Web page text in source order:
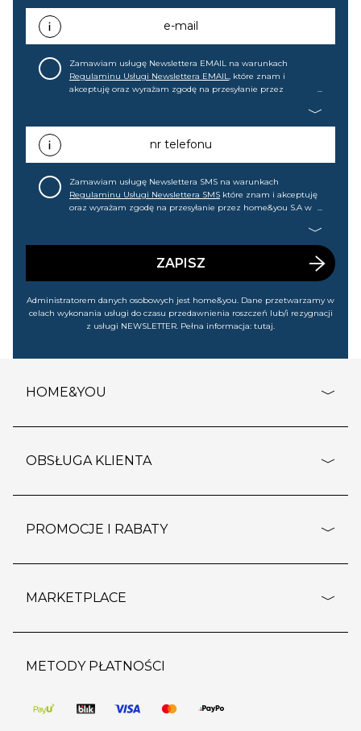
e-mail
Zamawiam usługę Newslettera EMAIL na warunkach
Regulaminu Usługi Newslettera EMAIL, które znam i
akceptuję oraz wyrażam zgodę na przesyłanie przez
promocjach, wyprzedażach). Wiem, że mogę tę zgodę w
każdej chwili cofnąć.nr telefonu
Zamawiam usługę Newslettera SMS na warunkach
Regulaminu Usługi Newslettera SMS które znam i akceptuję
oraz wyrażam zgodę na przesyłanie przez home&you S.A w
wyprzedażach). Wiem, że mogę tę zgodę w każdej chwili
ZAPISZ
Administratorem danych osobowych jest home&you. Dane przetwarzamy w
celach wykonania usługi do czasu przedawnienia roszczeń lub/i rezygnacji
z usługi NEWSLETTER. Pełna informacja: tutaj.
HOME&YOU
o firmie
polityka prywatności
kontakt
OBSŁUGA KLIENTA
dostawy i płatność
wypis z subskrypcji
regulamin sklepu
pozostałe regulaminy
PROMOCJE I RABATY
outlet
regulaminy promocji
MARKETPLACE
strefa marek
pomoc dla sprzedawców
METODY PŁATNOŚCI